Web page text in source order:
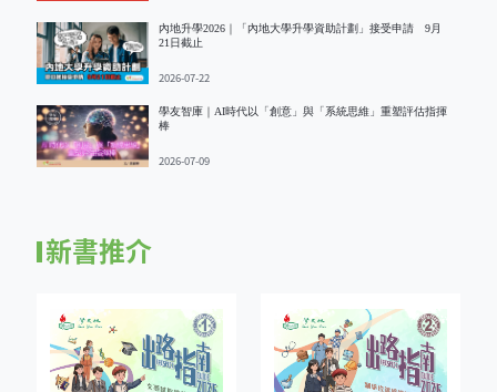
內地升學2026｜「內地大學升學資助計劃」接受申請 9月
21日截止
2026-07-22
學友智庫｜AI時代以「創意」與「系統思維」重塑評估指揮
棒
2026-07-09
新書推介